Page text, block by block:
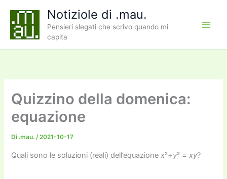
contenuto
Notiziole di .mau.
Pensieri slegati che scrivo quando mi
capita
Quizzino della domenica:
equazione
Di .mau./2021-10-17
Quali sono le soluzioni (reali) dell’equazionex²+y² =xy?